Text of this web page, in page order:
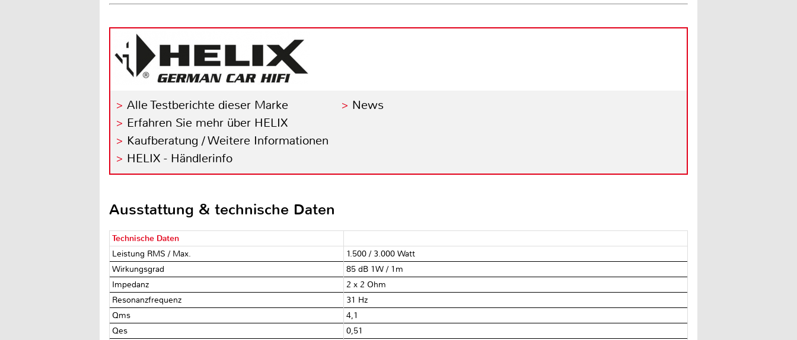
Alle Testberichte dieser Marke
Erfahren Sie mehr über HELIX
Kaufberatung / Weitere Informationen
HELIX - Händlerinfo
News
Ausstattung & technische Daten
Technische Daten
Leistung RMS / Max.
1.500 / 3.000 Watt
Wirkungsgrad
85 dB 1W / 1m
Impedanz
2 x 2 Ohm
Resonanzfrequenz
31 Hz
Qms
4,1
Qes
0,51